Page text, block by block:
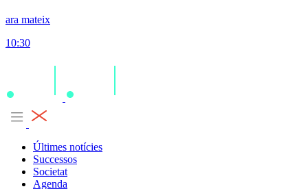
ara mateix
10:30
Últimes notícies
Successos
Societat
Agenda